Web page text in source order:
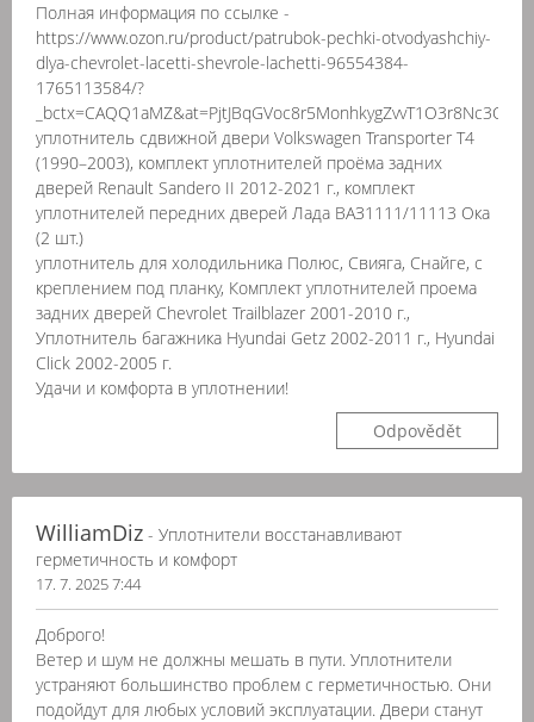
Полная информация по ссылке -
https://www.ozon.ru/product/patrubok-pechki-otvodyashchiy-
dlya-chevrolet-lacetti-shevrole-lachetti-96554384-
1765113584/?
уплотнитель сдвижной двери Volkswagen Transporter T4
(1990–2003), комплект уплотнителей проёма задних
дверей Renault Sandero II 2012-2021 г., комплект
уплотнителей передних дверей Лада ВАЗ1111/11113 Ока
(2 шт.)
уплотнитель для холодильника Полюс, Свияга, Снайге, с
креплением под планку, Комплект уплотнителей проема
задних дверей Chevrolet Trailblazer 2001-2010 г.,
Уплотнитель багажника Hyundai Getz 2002-2011 г., Hyundai
Click 2002-2005 г.
Удачи и комфорта в уплотнении!
Odpovědět
WilliamDiz - Уплотнители восстанавливают
герметичность и комфорт
17. 7. 2025 7:44
Доброго!
Ветер и шум не должны мешать в пути. Уплотнители
устраняют большинство проблем с герметичностью. Они
подойдут для любых условий эксплуатации. Двери станут